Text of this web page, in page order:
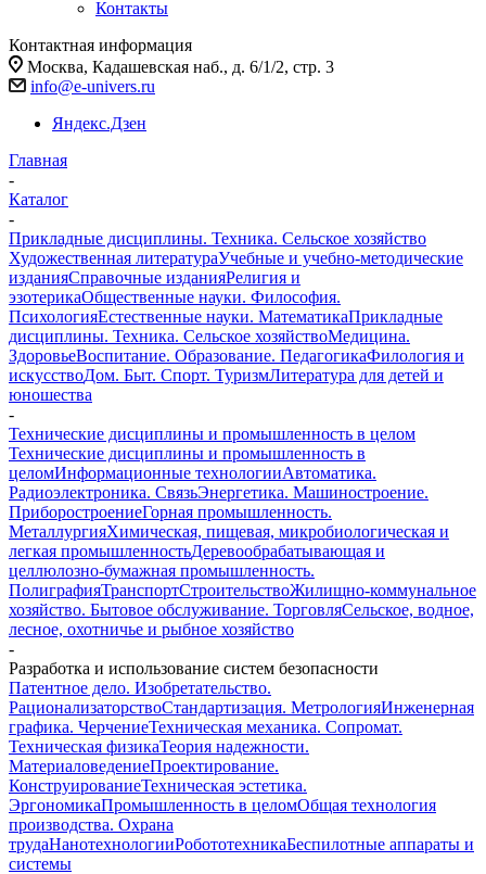
Контакты
Контактная информация
Москва, Кадашевская наб., д. 6/1/2, стр. 3
info@e-univers.ru
Яндекс.Дзен
Главная
-
Каталог
-
Прикладные дисциплины. Техника. Сельское хозяйство
Художественная литератураУчебные и учебно-методические
изданияСправочные изданияРелигия и
эзотерикаОбщественные науки. Философия.
ПсихологияЕстественные науки. МатематикаПрикладные
дисциплины. Техника. Сельское хозяйствоМедицина.
ЗдоровьеВоспитание. Образование. ПедагогикаФилология и
искусствоДом. Быт. Спорт. ТуризмЛитература для детей и
юношества
-
Технические дисциплины и промышленность в целом
Технические дисциплины и промышленность в
целомИнформационные технологииАвтоматика.
Радиоэлектроника. СвязьЭнергетика. Машиностроение.
ПриборостроениеГорная промышленность.
МеталлургияХимическая, пищевая, микробиологическая и
легкая промышленностьДеревообрабатывающая и
целлюлозно-бумажная промышленность.
ПолиграфияТранспортСтроительствоЖилищно-коммунальное
хозяйство. Бытовое обслуживание. ТорговляСельское, водное,
лесное, охотничье и рыбное хозяйство
-
Разработка и использование систем безопасности
Патентное дело. Изобретательство.
РационализаторствоСтандартизация. МетрологияИнженерная
графика. ЧерчениеТехническая механика. Сопромат.
Техническая физикаТеория надежности.
МатериаловедениеПроектирование.
КонструированиеТехническая эстетика.
ЭргономикаПромышленность в целомОбщая технология
производства. Охрана
трудаНанотехнологииРобототехникаБеспилотные аппараты и
системы